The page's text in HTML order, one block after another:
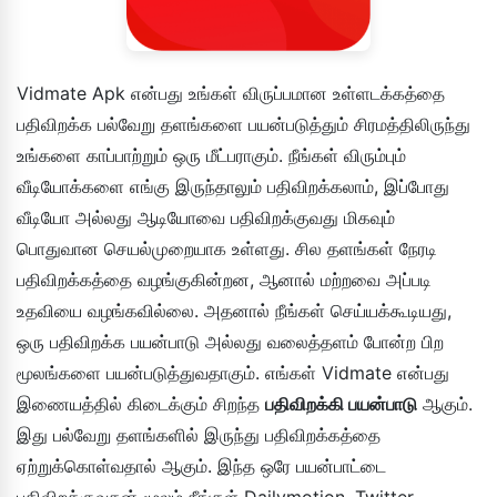
Vidmate Apk என்பது உங்கள் விருப்பமான உள்ளடக்கத்தை
பதிவிறக்க பல்வேறு தளங்களை பயன்படுத்தும் சிரமத்திலிருந்து
உங்களை காப்பாற்றும் ஒரு மீட்பராகும். நீங்கள் விரும்பும்
வீடியோக்களை எங்கு இருந்தாலும் பதிவிறக்கலாம், இப்போது
வீடியோ அல்லது ஆடியோவை பதிவிறக்குவது மிகவும்
பொதுவான செயல்முறையாக உள்ளது. சில தளங்கள் நேரடி
பதிவிறக்கத்தை வழங்குகின்றன, ஆனால் மற்றவை அப்படி
உதவியை வழங்கவில்லை. அதனால் நீங்கள் செய்யக்கூடியது,
ஒரு பதிவிறக்க பயன்பாடு அல்லது வலைத்தளம் போன்ற பிற
மூலங்களை பயன்படுத்துவதாகும். எங்கள் Vidmate என்பது
இணையத்தில் கிடைக்கும் சிறந்த பதிவிறக்கி பயன்பாடு ஆகும்.
இது பல்வேறு தளங்களில் இருந்து பதிவிறக்கத்தை
ஏற்றுக்கொள்வதால் ஆகும். இந்த ஒரே பயன்பாட்டை